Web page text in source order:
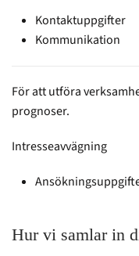
Kontaktuppgifter
Kommunikation
För att utföra
prognoser.
Intresseavvägning
Hur vi samlar in